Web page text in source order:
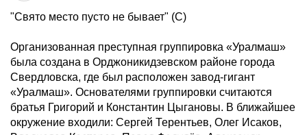
"Свято место пусто не бывает" (С)
Организованная преступная группировка «Уралмаш»
была создана в Орджоникидзевском районе города
Свердловска, где был расположен завод-гигант
«Уралмаш». Основателями группировки считаются
братья Григорий и Константин Цыгановы. В ближайшее
окружение входили: Сергей Терентьев, Олег Исаков,